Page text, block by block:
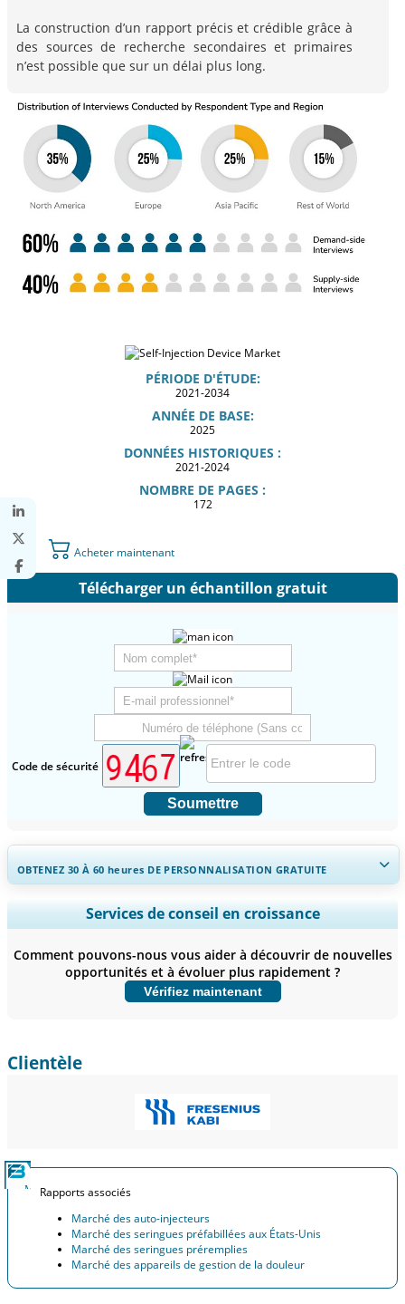
La construction d’un rapport précis et crédible grâce à
des sources de recherche secondaires et primaires
n’est possible que sur un délai plus long.
PÉRIODE D'ÉTUDE:
2021-2034
ANNÉE DE BASE:
2025
DONNÉES HISTORIQUES :
2021-2024
NOMBRE DE PAGES :
172
Acheter maintenant
Télécharger un échantillon gratuit
Code de sécurité
Soumettre
OBTENEZ 30 À 60heures DE PERSONNALISATION GRATUITE
Ampliar a cobertura regional e por país, Análise de segmentos,
Perfis de empresas, Benchmarking competitivo, e insights sobre o
Personnaliser maintenant
Services de conseil en croissance
Comment pouvons-nous vous aider à découvrir de nouvelles
opportunités et à évoluer plus rapidement ?
Vérifiez maintenant
Clientèle
Rapports associés
Marché des auto-injecteurs
Marché des seringues préfabillées aux États-Unis
Marché des seringues préremplies
Marché des appareils de gestion de la douleur